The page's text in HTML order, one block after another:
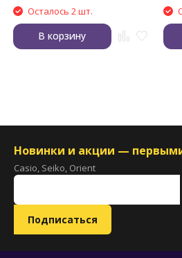
Осталось 2 шт.
В корзину
Новинки и акции —
Casio, Seiko, Orient